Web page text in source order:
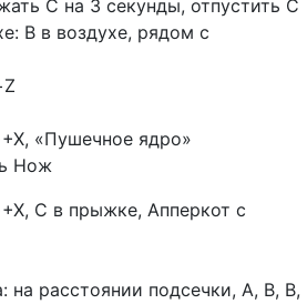
С на 3 секунды, отпустить С
В в воздухе, рядом с
«Пушечное ядро»
Нож
С в прыжке, Апперкот с
на расстоянии подсечки, А, В, В,